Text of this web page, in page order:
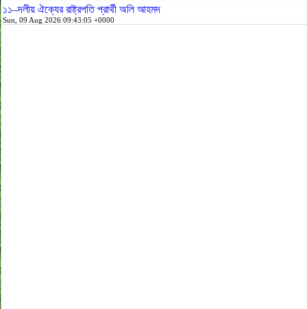
১১–দলীয় ঐক্যের রাষ্ট্রপতি প্রার্থী অলি আহমদ
Sun, 09 Aug 2026 09:43:05 +0000